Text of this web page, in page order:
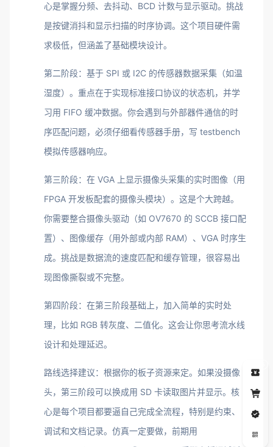
心是掌握分频、去抖动、BCD 计数与显示驱动。挑战
是按键消抖和显示扫描的时序协调。这个项目硬件需
求极低，但涵盖了基础模块设计。
第二阶段：基于 SPI 或 I2C 的传感器数据采集（如温
湿度）。重点在于实现标准接口协议的状态机，并学
习用 FIFO 缓冲数据。你会遇到与外部器件通信的时
序匹配问题，必须仔细看传感器手册，写 testbench
模拟传感器响应。
第三阶段：在 VGA 上显示摄像头采集的实时图像（用
FPGA 开发板配套的摄像头模块）。这是个大跨越。
你需要整合摄像头驱动（如 OV7670 的 SCCB 接口配
置）、图像缓存（用外部或内部 RAM）、VGA 时序生
成。挑战是数据流的速度匹配和缓存管理，很容易出
现图像撕裂或不完整。
第四阶段：在第三阶段基础上，加入简单的实时处
理，比如 RGB 转灰度、二值化。这会让你思考流水线
设计和处理延迟。
路线选择建议：根据你的板子资源来定。如果没摄像
头，第三阶段可以换成用 SD 卡读取图片并显示。核
心是每个项目都要逼自己完成全流程，特别是约束、
调试和文档记录。仿真一定要做，前期用